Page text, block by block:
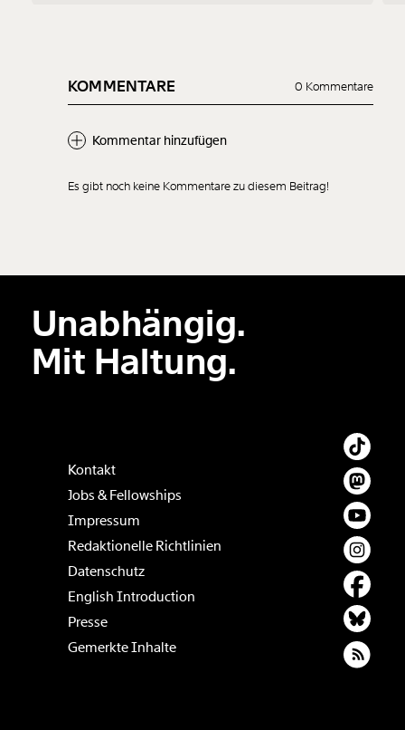
KOMMENTARE 0 Kommentare
Kommentar hinzufügen
Der Inhalt dieses Feldes wird nicht öffentlich zugänglich angezeigt.
Es gibt noch keine Kommentare zu diesem Beitrag!
Unabhängig.
Mit Haltung.
Kontakt
Jobs & Fellowships
Impressum
Redaktionelle Richtlinien
Datenschutz
English Introduction
Presse
Gemerkte Inhalte